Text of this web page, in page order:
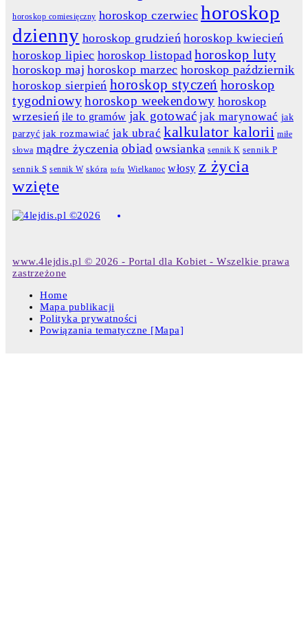
horoskop comiesięczny horoskop czerwiec horoskop
dzienny horoskop grudzień horoskop kwiecień
horoskop lipiec horoskop listopad horoskop luty
horoskop maj horoskop marzec horoskop październik
horoskop sierpień horoskop styczeń horoskop
tygodniowyhoroskop weekendowy horoskop
wrzesień ile to gramów jak gotować jak marynować jak
parzyć jak rozmawiać jak ubrać kalkulator kalorii miłe
słowa mądre życzenia obiad owsianka sennik K sennik P
sennik S sennik W skóra tofu Wielkanoc włosy z życia
wzięte
www.4lejdis.pl © 2026 - Portal dla Kobiet - Wszelkie prawa
zastrzeżone
Home
Mapa publikacji
Polityka prywatności
Powiązania tematyczne [Mapa]